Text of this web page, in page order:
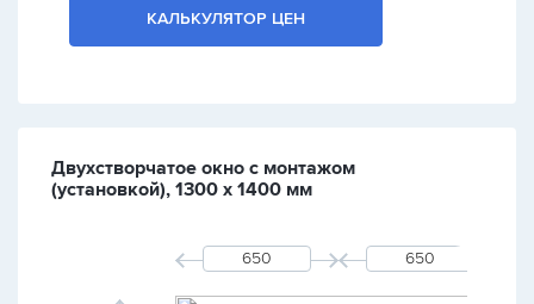
КАЛЬКУЛЯТОР ЦЕН
Двухстворчатое окно с монтажом
(установкой), 1300 х 1400 мм